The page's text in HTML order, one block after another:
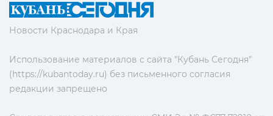
Новости Краснодара и Края
Использование материалов с сайта "Кубань Сегодня"
(https://kubantoday.ru) без письменного согласия
редакции запрещено